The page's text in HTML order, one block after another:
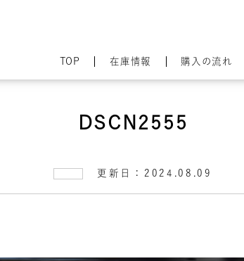
TOP 在庫情報 購入の流れ
DSCN2555
更新日：2024.08.09